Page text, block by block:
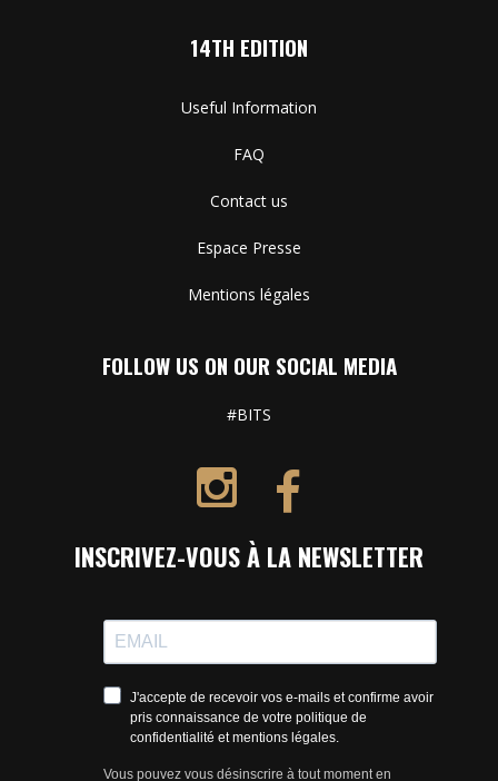
14TH EDITION
Useful Information
FAQ
Contact us
Espace Presse
Mentions légales
FOLLOW US ON OUR SOCIAL MEDIA
#BITS
INSCRIVEZ-VOUS À LA NEWSLETTER
J'accepte de recevoir vos e-mails et confirme avoir
pris connaissance de votre politique de
confidentialité et mentions légales.
Vous pouvez vous désinscrire à tout moment en